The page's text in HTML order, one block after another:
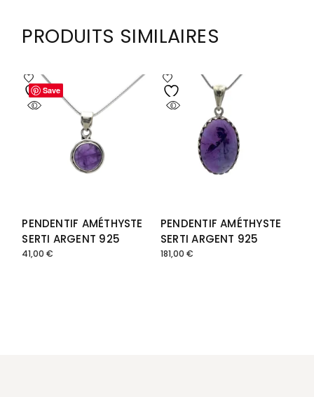
PRODUITS SIMILAIRES
Save
PENDENTIF AMÉTHYSTE
SERTI ARGENT 925
41,00€
Save
PENDENTIF AMÉTHYSTE
SERTI ARGENT 925
181,00 €